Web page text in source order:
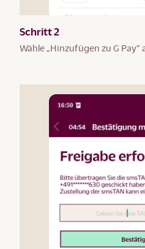
Schritt 2
Wähle „Hinzufügen zu G Pay”